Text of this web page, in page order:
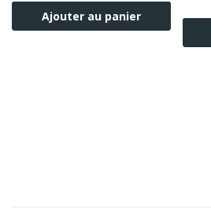
Ajouter au panier